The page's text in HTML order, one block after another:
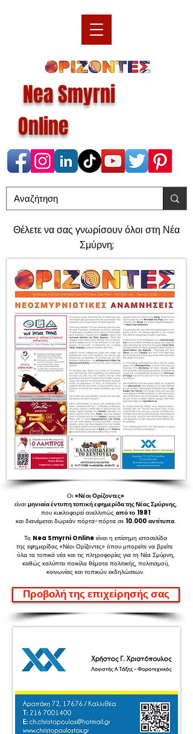
Nea Smyrni
Online
Θέλετε να σας γνωρίσουν όλοι στη Νέα
Σμύρνη;
Οι «Νέοι Ορίζοντες»
είναι μηνιαία έντυπη τοπική εφημερίδα της Νέας Σμύρνης,
που κυκλοφορεί ανελλιπώς από το 1981
και διανέμεται δωρεάν πόρτα-πόρτα σε 10.000 αντίτυπα.
Το Nea Smyrni Onlineείναι η επίσημη ιστοσελίδα
της εφημερίδας «Νέοι Ορίζοντες» όπου μπορείτε να βρείτε
όλα τα τοπικά νέα και τις πληροφορίες για τη Νέα Σμύρνη,
καθώς καλύπτει ποικίλα θέματα πολιτικής, πολιτισμού,
κοινωνίας και τοπικών εκδηλώσεων.
Προβολή της επιχείρησής σας